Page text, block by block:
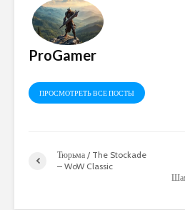
ProGamer
ПРОСМОТРЕТЬ ВСЕ ПОСТЫ
Тюрьма / The Stockade
– WoW Classic